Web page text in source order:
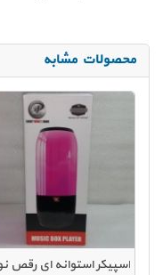
محصولات مشابه